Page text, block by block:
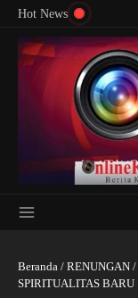
Lewati ke konten
Hot News
Beranda / RENUNGAN /
SPIRITUALITAS BARU